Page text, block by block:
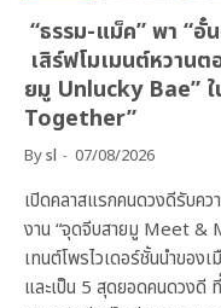
“ธรรม-แม็ค” พา “อั๋
เสิร์ฟโมเมนต์หวาน
ยมู Unlucky Bae”
Together”
Bysl 07/08/2026
เปิดคลาสแรกคนดวงดีรับค
งาน “จุดจีบสายมู Meet &
เทนต์โพรไวเดอร์ชั้นนำของ
และเป็น 5 สุดยอดคนดวงดี